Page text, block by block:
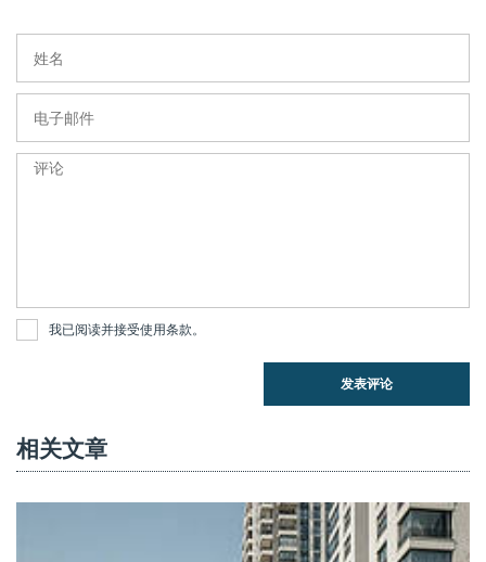
我已阅读并接受使用条款。
发表评论
相关文章